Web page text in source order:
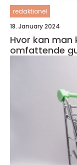
redaktionel
18. January 2024
Hvor kan man
omfattende